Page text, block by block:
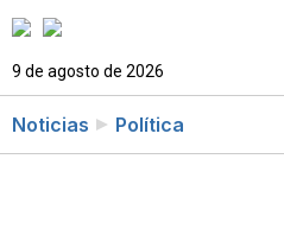
9 de agosto de 2026
Noticias Política